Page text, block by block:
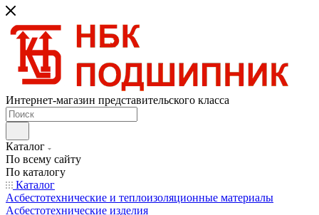
Интернет-магазин представительского класса
Каталог
По всему сайту
По каталогу
Каталог
Асбестотехнические и теплоизоляционные материалы
Асбестотехнические изделия